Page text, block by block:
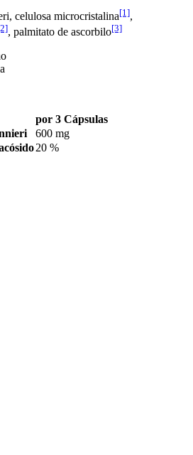
celulosa microcristalina[1],
, palmitato de ascorbilo[3]
por 3 Cápsulas
600 mg
20 %